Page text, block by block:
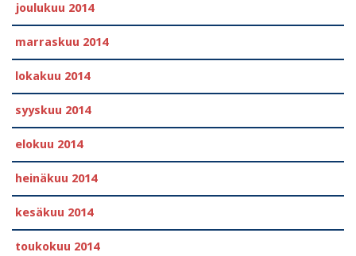
joulukuu 2014
marraskuu 2014
lokakuu 2014
syyskuu 2014
elokuu 2014
heinäkuu 2014
kesäkuu 2014
toukokuu 2014